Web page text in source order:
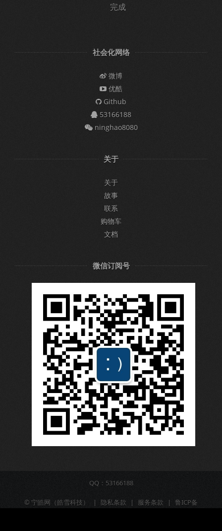
完成
社会化网络
微博
优酷
Github
53166188
ninghao8080
关于
关于
故事
联系
购物车
文档
微信订阅号
QQ：53166188
© 宁皓网（皓雪科技） | 隐私条款 | 服务条款 |
鲁ICP备